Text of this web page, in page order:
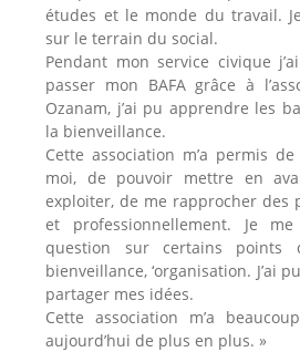
études et le monde du travail.
sur le terrain du social.
Pendant mon service civique
passer mon BAFA grâce à
Ozanam, j’ai pu apprendre les
la bienveillance.
Cette association m’a permis
moi, de pouvoir mettre en
exploiter, de me rapprocher des
et professionnellement. Je
question sur certains
bienveillance, ‘organisation. J’ai
partager mes idées.
Cette association m’a
aujourd’hui de plus en plus. »